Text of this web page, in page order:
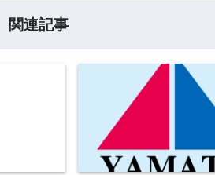
関連記事